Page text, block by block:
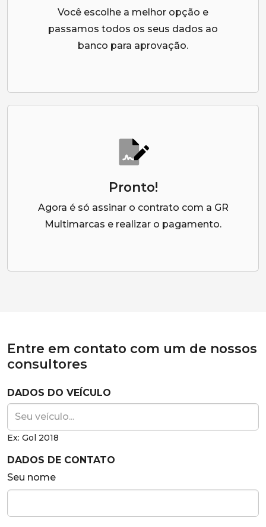
Você escolhe a melhor opção e
passamos todos os seus dados ao
banco para aprovação.
Pronto!
Agora é só assinar o contrato com a GR
Multimarcas e realizar o pagamento.
Entre em contato com um de nossos
consultores
DADOS DO VEÍCULO
Ex: Gol 2018
DADOS DE CONTATO
Seu nome